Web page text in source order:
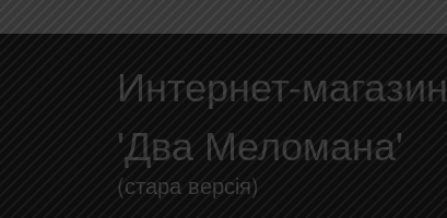
Интернет-магазин
'Два Меломана'
(стара версія)